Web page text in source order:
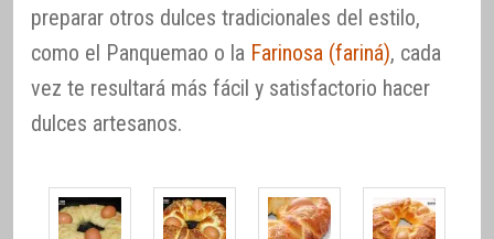
preparar otros dulces tradicionales del estilo,
como el Panquemao o la Farinosa (fariná), cada
vez te resultará más fácil y satisfactorio hacer
dulces artesanos.